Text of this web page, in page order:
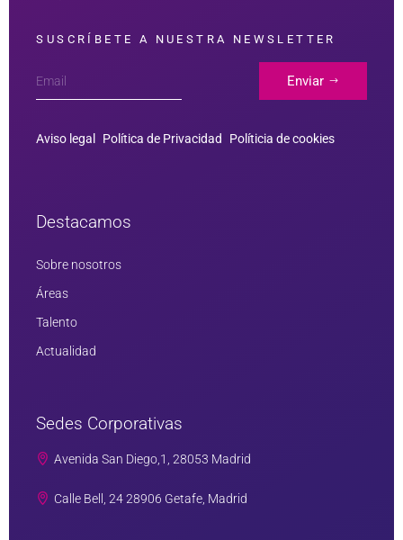
SUSCRÍBETE A NUESTRA NEWSLETTER
Enviar
Aviso legal Política de Privacidad Políticia de cookies
Destacamos
Sobre nosotros
Áreas
Talento
Actualidad
Sedes Corporativas
Avenida San Diego,1, 28053 Madrid
Calle Bell, 24 28906 Getafe, Madrid